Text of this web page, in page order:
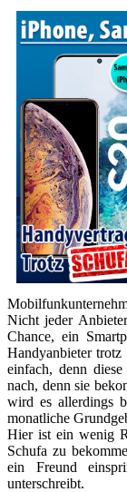
Nicht jeder
Chance, ein
Handyanbieter trotz
einfach, denn
nach, denn sie
wird es allerdings
monatliche
Hier ist ein wenig
Schufa zu
ein Freund
unterschreibt.